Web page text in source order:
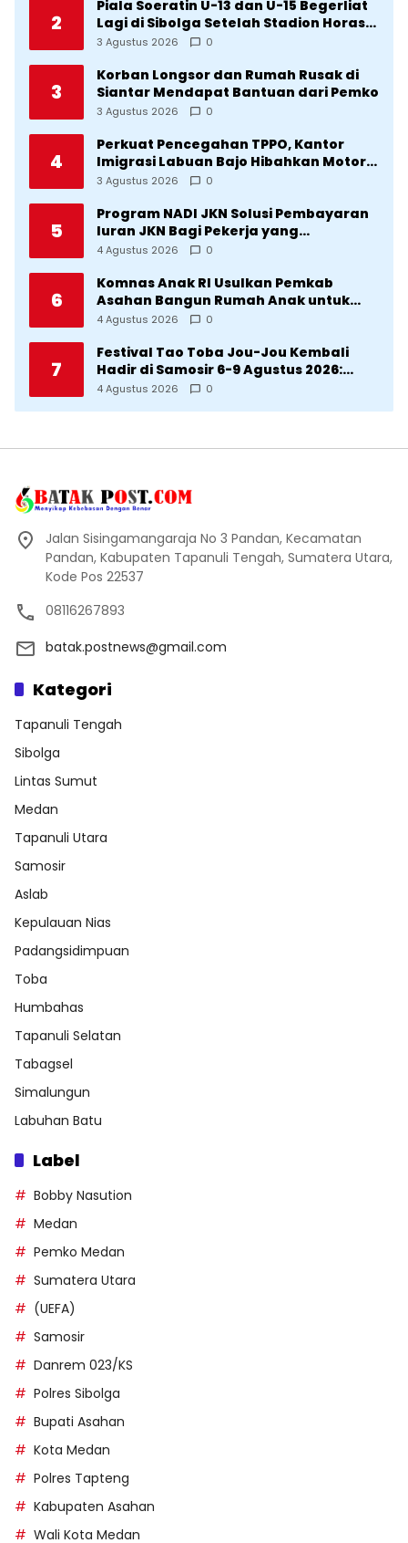
2
Piala Soeratin U-13 dan U-15 Begerliat
Lagi di Sibolga Setelah Stadion Horas
Direvitalisasi Wali Kota
3 Agustus 2026 0
3
Korban Longsor dan Rumah Rusak di
Siantar Mendapat Bantuan dari Pemko
3 Agustus 2026 0
4
Perkuat Pencegahan TPPO, Kantor
Imigrasi Labuan Bajo Hibahkan Motor
Operasional ke Lima Desa di
3 Agustus 2026 0
5
Program NADI JKN Solusi Pembayaran
Iuran JKN Bagi Pekerja yang
Penghasilannya Tidak Tetap
4 Agustus 2026 0
6
Komnas Anak RI Usulkan Pemkab
Asahan Bangun Rumah Anak untuk
Korban Kekerasan
4 Agustus 2026 0
7
Festival Tao Toba Jou-Jou Kembali
Hadir di Samosir 6-9 Agustus 2026:
Datang Saksikan Kemeriahan dan Raih
4 Agustus 2026 0
Jalan Sisingamangaraja No 3 Pandan, Kecamatan
Pandan, Kabupaten Tapanuli Tengah, Sumatera Utara,
Kode Pos 22537
08116267893
batak.postnews@gmail.com
Kategori
Tapanuli Tengah
Sibolga
Lintas Sumut
Medan
Tapanuli Utara
Samosir
Aslab
Kepulauan Nias
Padangsidimpuan
Toba
Humbahas
Tapanuli Selatan
Tabagsel
Simalungun
Labuhan Batu
Label
Bobby Nasution
Medan
Pemko Medan
Sumatera Utara
(UEFA)
Samosir
Danrem 023/KS
Polres Sibolga
Bupati Asahan
Kota Medan
Polres Tapteng
Kabupaten Asahan
Wali Kota Medan